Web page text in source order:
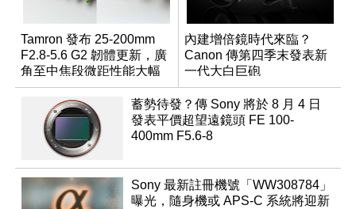
Tamron 發布 25-200mm
F2.8-5.6 G2 韌體更新，廣
角至中焦段微距性能大幅
升級
內建增倍鏡時代來臨？
Canon 傳第四季末發表新
一代大白巨砲
蓄勢待發？傳 Sony 將於 8 月 4 日
發表平價超望遠鏡頭 FE 100-
400mm F5.6-8
Sony 最新註冊機號「WW308784」
曝光，隨身機或 APS-C 系統將迎新